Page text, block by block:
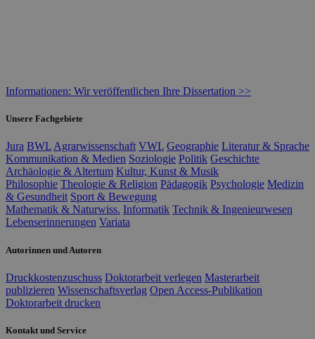
Informationen: Wir veröffentlichen Ihre Dissertation >>
Unsere Fachgebiete
Jura BWLAgrarwissenschaft VWL Geographie Literatur & Sprache
Kommunikation & Medien Soziologie Politik Geschichte
Archäologie & Altertum Kultur, Kunst & Musik
Philosophie Theologie & Religion Pädagogik Psychologie Medizin
& Gesundheit Sport & Bewegung
Mathematik & Naturwiss. Informatik Technik & Ingenieurwesen
Lebenserinnerungen Variata
Autorinnen und Autoren
Druckkostenzuschuss Doktorarbeit verlegen Masterarbeit
publizieren Wissenschaftsverlag Open Access-Publikation
Doktorarbeit drucken
Kontakt und Service